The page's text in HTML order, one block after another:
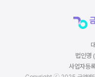
법인명
사업자등